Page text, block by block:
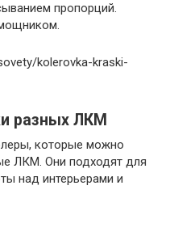
пропорций.
kolerovka-kraski-
разных ЛКМ
которые можно
ЛКМ. Они подходят для
над интерьерами и